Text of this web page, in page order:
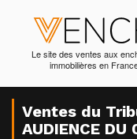
Le site des ventes aux
immobilières en
Ventes du
AUDIENCE